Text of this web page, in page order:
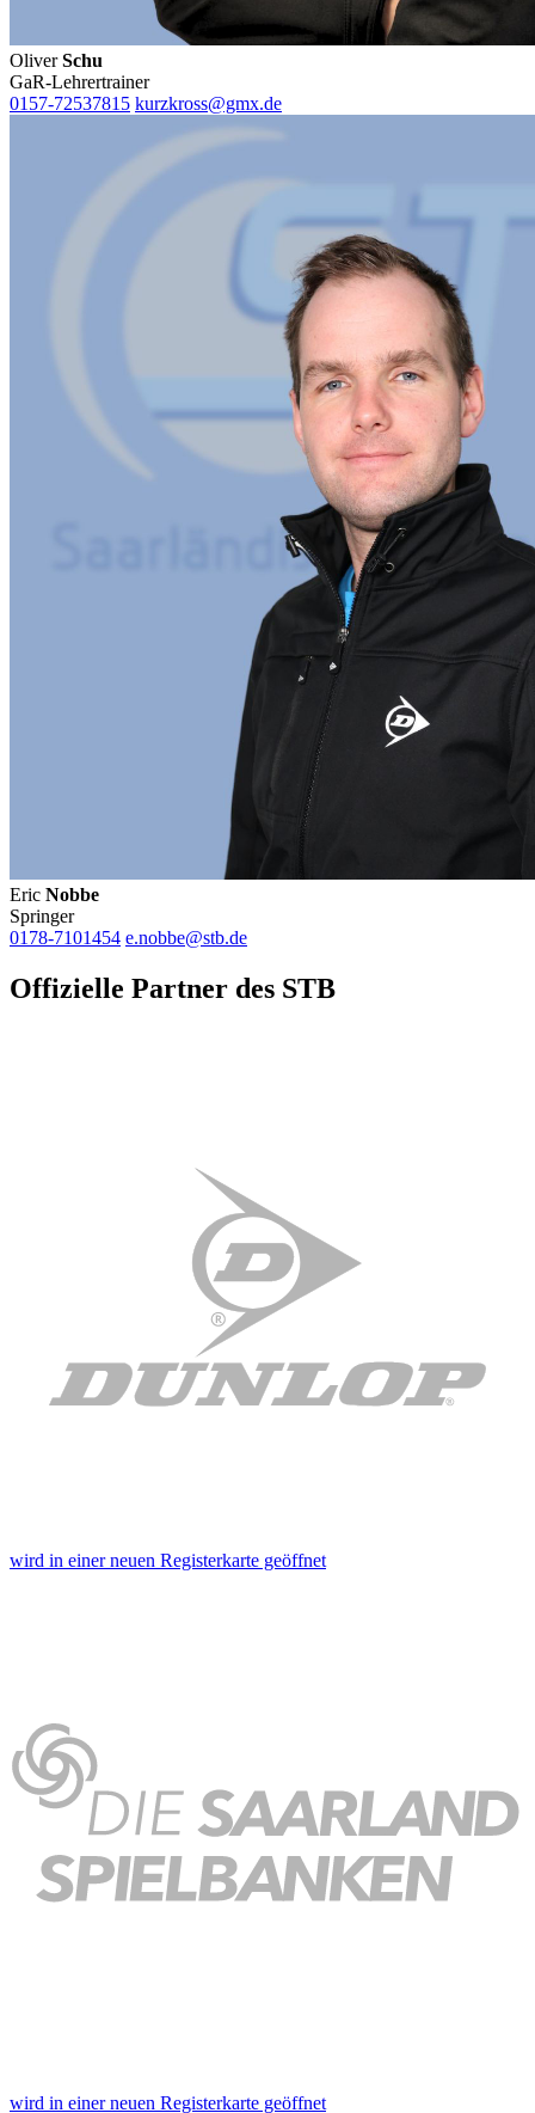
OliverSchu
GaR-Lehrertrainer
0157-72537815 kurzkross@gmx.de
Eric Nobbe
Springer
0178-7101454 e.nobbe@stb.de
Offizielle Partner des STB
wird in einer neuen Registerkarte geöffnet
wird in einer neuen Registerkarte geöffnet